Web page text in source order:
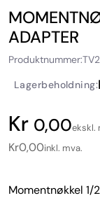
ADAPTER
Produktnummer:
Lagerbeholdning:
0,00ekskl.
Kr0,00inkl. mva.
Momentnøkkel